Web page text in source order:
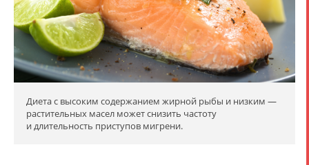
Диета с высоким содержанием жирной рыбы и низким —
растительных масел может снизить частоту
и длительность приступов мигрени.